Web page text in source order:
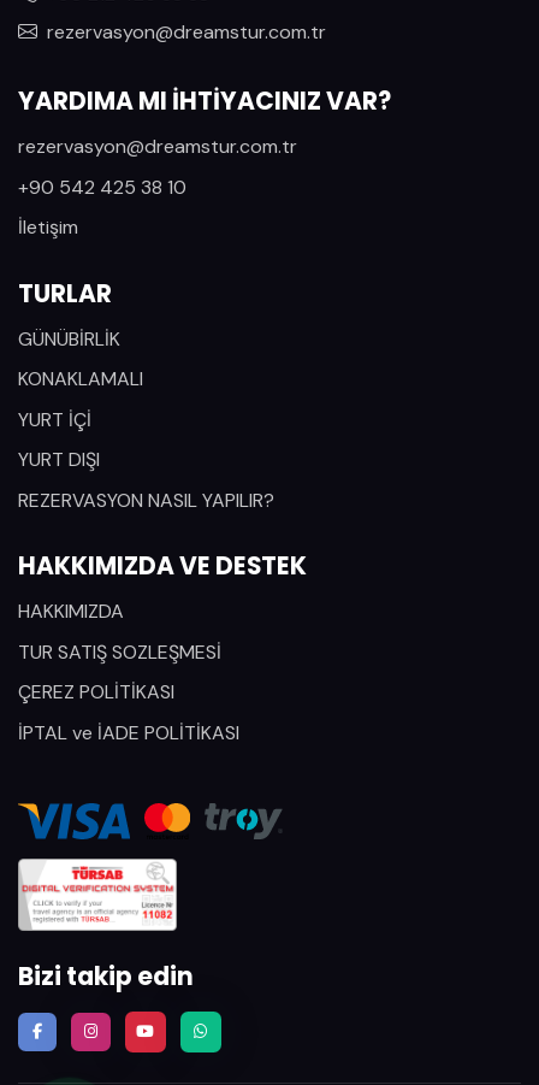
Nisan 2028
Temmuz 2028
rezervasyon@dreamstur.com.tr
YARDIMA MI İHTİYACINIZ VAR?
rezervasyon@dreamstur.com.tr
+90 542 425 38 10
İletişim
TURLAR
GÜNÜBİRLİK
KONAKLAMALI
YURT İÇİ
YURT DIŞI
REZERVASYON NASIL YAPILIR?
HAKKIMIZDA VE DESTEK
HAKKIMIZDA
TUR SATIŞ SOZLEŞMESİ
ÇEREZ POLİTİKASI
İPTAL ve İADE POLİTİKASI
Bizi takip edin